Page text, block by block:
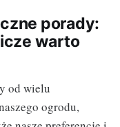
porady:
warto
od wielu
ogrodu,